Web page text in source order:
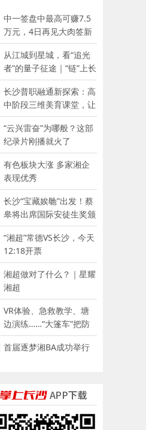
中一签盘中最高可赚7.5
万元，4日再见大肉签新
股
从江城到星城，看“追光
者”的量子征途｜“链”上长
沙 “才”够硬核
长沙普职融通新探索：高
中阶段三维美育课堂，让
少年向美而生
“云兴雷奋”为哪般？这部
纪录片刚播就火了
有色板块大涨 多家湘企
表现优秀
长沙“宝藏娭毑”出发！蔡
皋将出席国际安徒生奖颁
奖典礼并领奖
“湘超”常德VS长沙，今天
12:18开票
湘超做对了什么？｜星耀
湘超
VR体验、急救教学、塘
边演练……“大篷车”把防
溺水课堂搬到乡村青少年
家门口
首届逐梦湘BA成功举行